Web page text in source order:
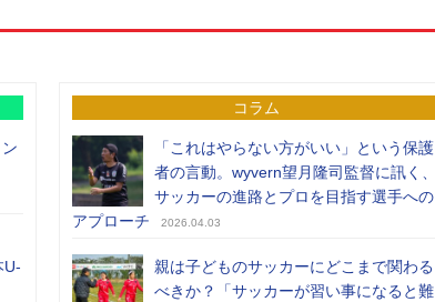
U-
コラム
「これはやらない方がいい」という保護
者の言動。wyvern望月隆司監督に訊く、
サッカーの進路とプロを目指す選手への
アプローチ
2026.04.03
親は子どものサッカーにどこまで関わる
べきか？「サッカーが習い事になると難